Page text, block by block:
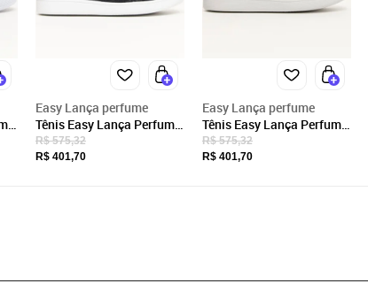
Easy Lança perfume
Tênis Easy Lança Perfume
Frequencia Ve25 Preto
Feminino
R$ 575,32
R$ 401,70
Easy Lança perfume
Tênis Easy Lança Perfume
Frequencia Ve25 Branco
Feminino
R$ 575,32
R$ 401,70